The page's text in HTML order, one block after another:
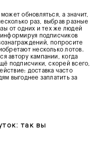
обновляться, а значит,
раз, выбрав разные
от одних и тех же людей
подписчиков
попросите
несколько лотов.
автору кампании, когда
подписчики, скорей всего,
доставка часто
выгоднее заплатить за
так вы